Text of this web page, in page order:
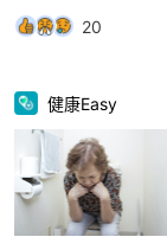
20
健康Easy